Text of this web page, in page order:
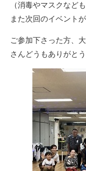
（消毒やマスクなど
また次回のイベント
ご参加下さった方、
さんどうもありがと